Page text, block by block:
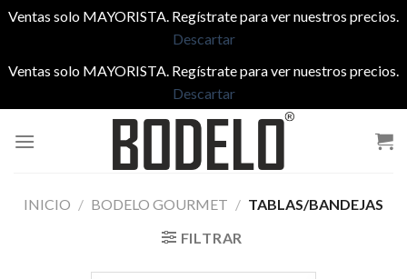
Ventas solo MAYORISTA. Regístrate para ver nuestros precios.
Descartar
Ventas solo MAYORISTA. Regístrate para ver nuestros precios.
Descartar
INICIO / BODELO GOURMET / TABLAS/BANDEJAS
FILTRAR